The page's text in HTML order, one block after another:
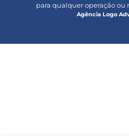
para qualquer operação ou
Agência Logo